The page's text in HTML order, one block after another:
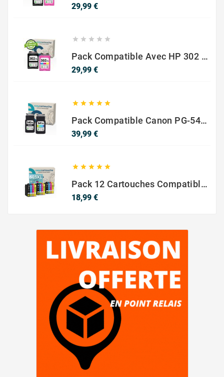
STYLUS SX235W
STYLUS SX425W
STYLUS SX430W
29,99 €Prix
    
Pack Compatible Avec HP 302 XL Noir Et Couleur - SANS NIVEAU ENCRE
29,99 €Prix
    
Pack Compatible Canon PG-540 XL / CL-541 XL – Noir & Couleur – Haute Capacité
39,99 €Prix
    
Pack 12 Cartouches Compatible EPSON 603XL
18,99 €Prix